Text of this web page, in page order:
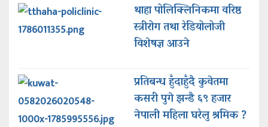
थाहा पोलिक्लिनिकमा वरिष्ठ
स्त्रीरोग तथा रेडियोलोजी
विशेषज्ञ आउने
प्रतिबन्ध हुँदाहुँदै कुवेतमा
कसरी पुगे झन्डै ६९ हजार
नेपाली महिला घरेलु श्रमिक ?